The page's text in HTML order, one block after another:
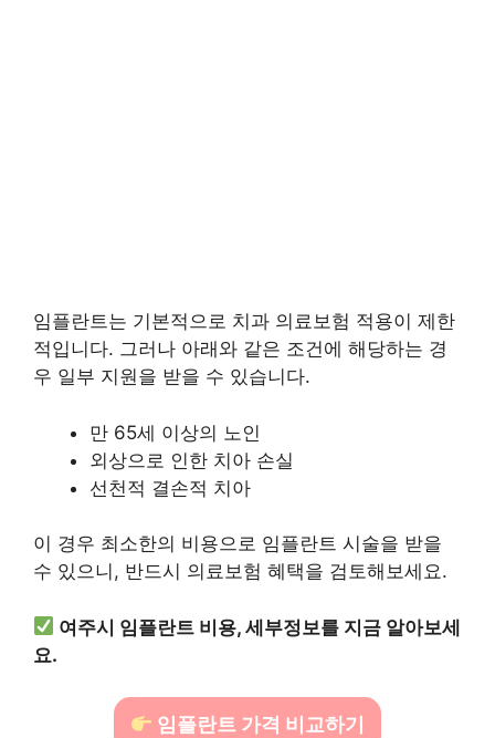
임플란트는 기본적으로 치과 의료보험 적용이 제한
적입니다. 그러나 아래와 같은 조건에 해당하는 경
우 일부 지원을 받을 수 있습니다.
만 65세 이상의 노인
외상으로 인한 치아 손실
선천적 결손적 치아
이 경우 최소한의 비용으로 임플란트 시술을 받을
수 있으니, 반드시 의료보험 혜택을 검토해보세요.
여주시 임플란트 비용, 세부정보를 지금 알아보세
요.
임플란트 가격 비교하기